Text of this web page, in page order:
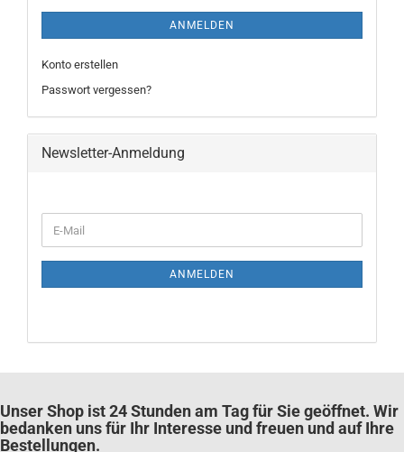
ANMELDEN
Konto erstellen
Passwort vergessen?
Newsletter-Anmeldung
ZUR
E-
Mail
ANMELDEN
Unser Shop ist 24 Stunden am Tag für Sie geöffnet. Wir
bedanken uns für Ihr Interesse und freuen und auf Ihre
Bestellungen.